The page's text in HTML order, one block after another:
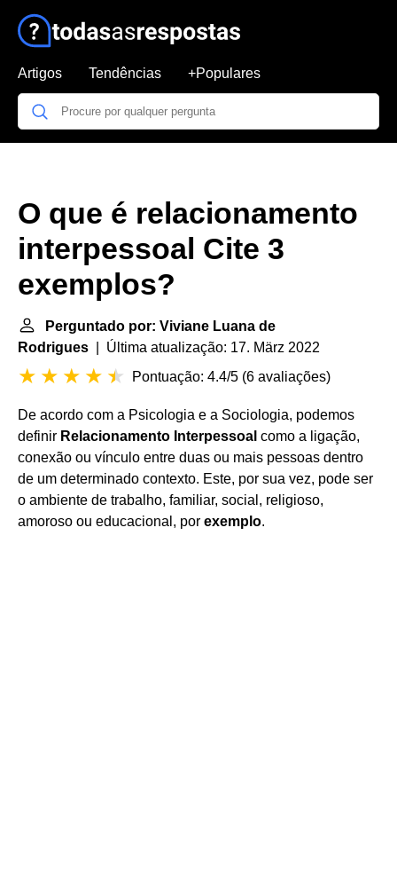
Artigos Tendências +Populares
O que é relacionamento
interpessoal Cite 3
exemplos?
Perguntado por: Viviane Luana de
Rodrigues | Última atualização: 17. März 2022
Pontuação: 4.4/5 (6 avaliações)
De acordo com a Psicologia e a Sociologia, podemos
definir Relacionamento Interpessoal como a ligação,
conexão ou vínculo entre duas ou mais pessoas dentro
de um determinado contexto. Este, por sua vez, pode ser
o ambiente de trabalho, familiar, social, religioso,
amoroso ou educacional, por exemplo.